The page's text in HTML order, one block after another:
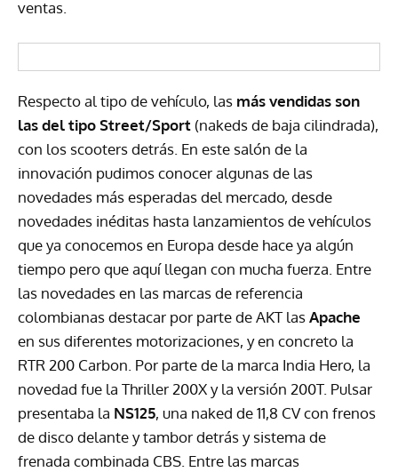
ventas.
Respecto al tipo de vehículo, las más vendidas son
las del tipo Street/Sport(nakeds de baja cilindrada),
con los scooters detrás. En este salón de la
innovación pudimos conocer algunas de las
novedades más esperadas del mercado, desde
novedades inéditas hasta lanzamientos de vehículos
que ya conocemos en Europa desde hace ya algún
tiempo pero que aquí llegan con mucha fuerza. Entre
las novedades en las marcas de referencia
colombianas destacar por parte deAKT lasApache
en sus diferentes motorizaciones, y en concreto la
RTR200 Carbon. Por parte de la marca India Hero, la
novedad fue la Thriller 200X y la versión 200T. Pulsar
presentaba la NS125, una naked de 11,8 CV con frenos
de disco delante y tambor detrás y sistema de
frenada combinada CBS. Entre las marcas